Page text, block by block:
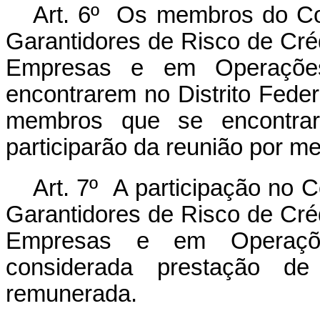
Art. 6º Os membros do
Garantidores de Risco de
Empresas e em
encontrarem no Distrito
membros que se
participarão da reunião por
Art. 7º A participação no
Garantidores de Risco de
Empresas e em
considerada prestação
remunerada.